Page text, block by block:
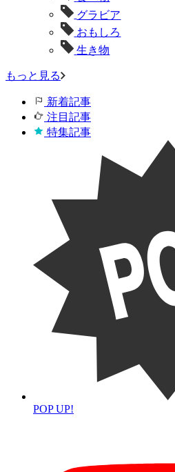
グラビア
おもしろ
生き物
もっと見る
新着記事
注目記事
特集記事
POP UP!